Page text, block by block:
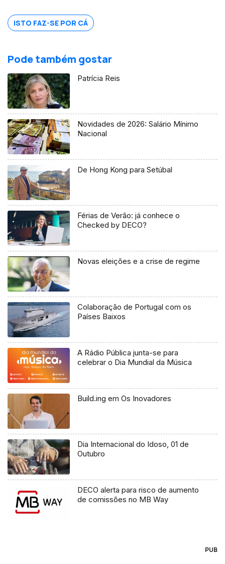
ISTO FAZ-SE POR CÁ
Pode também gostar
Patrícia Reis
Novidades de 2026: Salário Mínimo
Nacional
De Hong Kong para Setúbal
Férias de Verão: já conhece o
Checked by DECO?
Novas eleições e a crise de regime
Colaboração de Portugal com os
Países Baixos
A Rádio Pública junta-se para
celebrar o Dia Mundial da Música
Build.ing em Os Inovadores
Dia Internacional do Idoso, 01 de
Outubro
DECO alerta para risco de aumento
de comissões no MB Way
PUB